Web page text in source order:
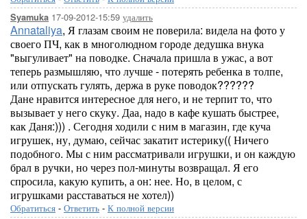
Syamuka 17-09-2012-15:59 удалить
Annataliya, Я глазам своим не поверила: видела на фото у
своего ПЧ, как в многолюдном городе дедушка внука
"выгуливает" на поводке. Сначала пришла в ужас, а вот
теперь размышляю, что лучше - потерять ребенка в толпе,
или отпускать гулять, держа в руке поводок??????
Дане нравится интересное для него, и не терпит то, что
вызывает у него скуку. Даа, надо в кафе кушать быстрее,
как Даня:))) . Сегодня ходили с ним в магазин, где куча
игрушек, ну, думаю, сейчас закатит истерику(( Ничего
подобного. Мы с ним рассматривали игрушки, и он каждую
брал в ручки, но через пол-минуты возвращал. Я его
спросила, какую купить, а он: нее. Но, в целом, с
игрушками расставаться не хотел))
Обратиться - Ответить - К полной версии